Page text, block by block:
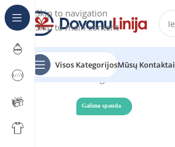
Skip to navigation
Skip to main content
Visos KategorijosMūsų Kontaktai
Pradžia Katalogas
Galima spauda